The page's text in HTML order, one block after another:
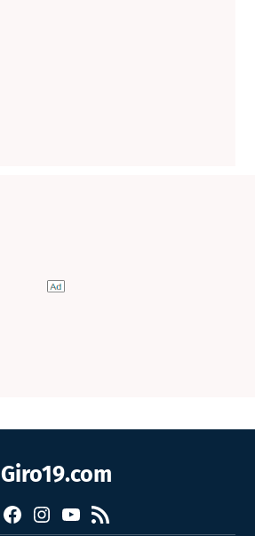
Giro19.com
Facebook
Instagram
YouTube
RSS